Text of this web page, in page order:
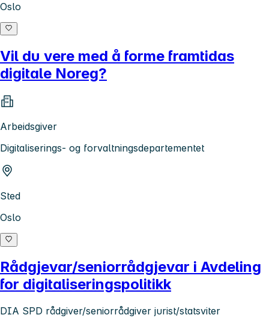
Oslo
Vil du vere med å forme framtidas
digitale Noreg?
Arbeidsgiver
Digitaliserings- og forvaltningsdepartementet
Sted
Oslo
Rådgjevar/seniorrådgjevar i Avdeling
for digitaliseringspolitikk
DIA SPD rådgiver/seniorrådgiver jurist/statsviter